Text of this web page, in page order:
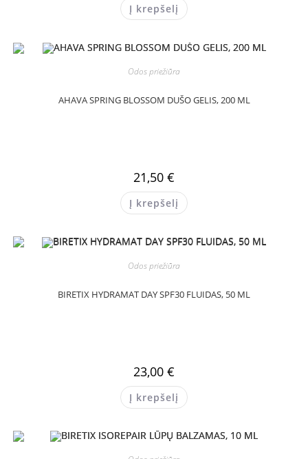
Į krepšelį
Odos priežiūra
AHAVA SPRING BLOSSOM DUŠO GELIS, 200 ML
21,50 €
Į krepšelį
Odos priežiūra
BIRETIX HYDRAMAT DAY SPF30 FLUIDAS, 50 ML
23,00 €
Į krepšelį